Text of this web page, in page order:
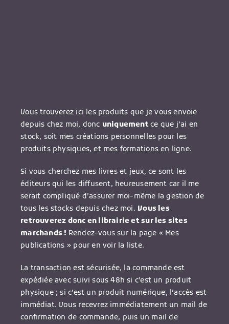
Vous trouverez ici les produits que je vous envoie
depuis chez moi, donc uniquementce que j’ai en
stock, soit mes créations personnelles pour les
produits physiques, et mes formations en ligne.
Si vous cherchez mes livres et jeux, ce sont les
éditeurs qui les diffusent, heureusement car il me
serait compliqué d’assurer moi-même la gestion de
tous les stocks depuis chez moi. Vous les
retrouverez donc en librairie et sur les sites
marchands ! Rendez-vous sur la page « Mes
publications » pour en voir la liste.
La transaction est sécurisée, la commande est
expédiée avec suivi sous 48h si c’est un produit
physique ; si c’est un produit numérique, l’accès est
immédiat. Vous recevrez immédiatement un mail de
confirmation de commande, puis un mail de